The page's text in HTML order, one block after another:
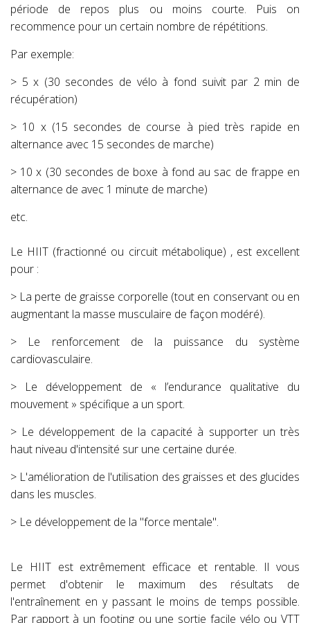
période de repos plus ou moins courte. Puis on
recommence pour un certain nombre de répétitions.
Par exemple:
> 5 x (30 secondes de vélo à fond suivit par 2 min de
récupération)
> 10 x (15 secondes de course à pied très rapide en
alternance avec 15 secondes de marche)
> 10 x (30 secondes de boxe à fond au sac de frappe en
alternance de avec 1 minute de marche)
etc.
Le HIIT (fractionné ou circuit métabolique) , est excellent
pour :
> La perte de graisse corporelle (tout en conservant ou en
augmentant la masse musculaire de façon modéré).
> Le renforcement de la puissance du système
cardiovasculaire.
> Le développement de « l’endurance qualitative du
mouvement » spécifique a un sport.
> Le développement de la capacité à supporter un très
haut niveau d'intensité sur une certaine durée.
> L'amélioration de l'utilisation des graisses et des glucides
dans les muscles.
> Le développement de la "force mentale".
Le HIIT est extrêmement efficace et rentable. Il vous
permet d'obtenir le maximum des résultats de
l'entraînement en y passant le moins de temps possible.
Par rapport à un footing ou une sortie facile vélo ou VTT